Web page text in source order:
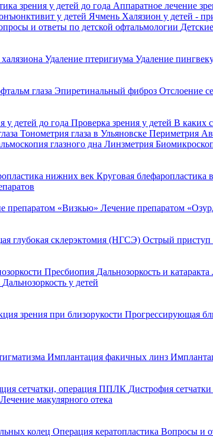
зрения у детей до года Аппаратное лечение
у детей Ячмень Халязион у детей -
и ответы по детской офтальмологии
Удаление птеригиума Удаление
глаза Эпиретинальный фиброз Отслоение
у детей до года Проверка зрения у детей В каких
Тонометрия глаза в Ульяновске Периметрия
глазного дна Линзметрия
нижних век Круговая блефаропластика
препаратом «Визкью» Лечение препаратом
глубокая склерэктомия (НГСЭ) Острый
Пресбиопия Дальнозоркость и катаракта
Дальнозоркость у детей
зрения при близорукости Прогрессирующая
Имплантация факичных линз
сетчатки, операция ППЛК Дистрофия сетчатки
Лечение макулярного отека
колец Операция кератопластика Вопросы и